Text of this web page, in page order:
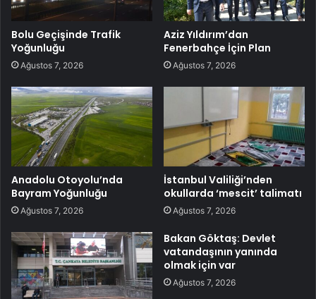
Bolu Geçişinde Trafik
Yoğunluğu
Ağustos 7, 2026
Aziz Yıldırım’dan
Fenerbahçe İçin Plan
Ağustos 7, 2026
Anadolu Otoyolu’nda
Bayram Yoğunluğu
Ağustos 7, 2026
İstanbul Valiliği’nden
okullarda ‘mescit’ talimatı
Ağustos 7, 2026
Bakan Göktaş: Devlet
vatandaşının yanında
olmak için var
Ağustos 7, 2026